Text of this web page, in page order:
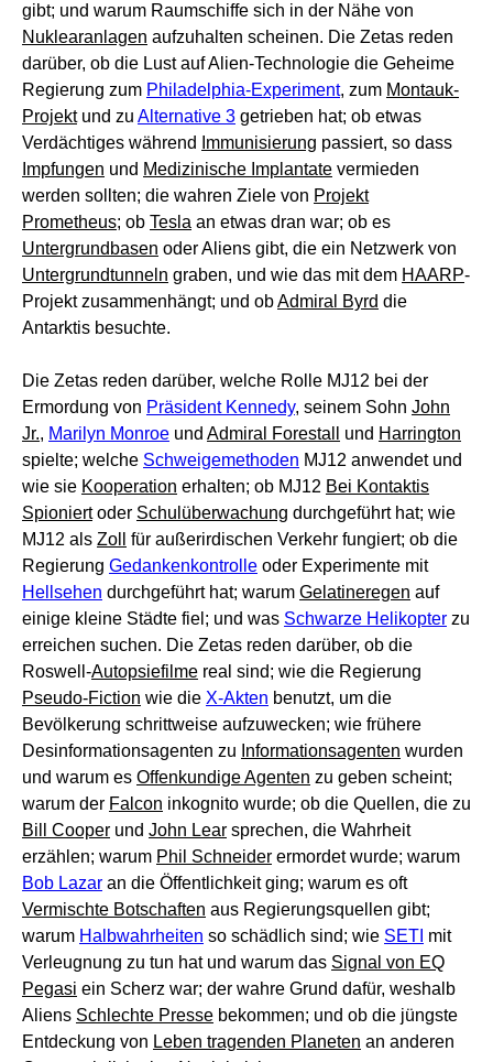
gibt; und warum Raumschiffe sich in der Nähe von
Nuklearanlagen aufzuhalten scheinen. Die Zetas reden
darüber, ob die Lust auf Alien-Technologie die Geheime
Regierung zum Philadelphia-Experiment, zum Montauk-
Projektund zu Alternative 3 getrieben hat; ob etwas
Verdächtiges während
Immunisierung passiert, so dass
Impfungen und Medizinische Implantate vermieden
werden sollten; die wahren Ziele von Projekt
Prometheus; ob Tesla an etwas dran war; ob es
Untergrundbasen oder Aliens gibt, die ein Netzwerk von
Untergrundtunneln graben, und wie das mit dem HAARP-
Projekt zusammenhängt; und obAdmiral Byrd die
Antarktis besuchte.
Die Zetas reden darüber, welche Rolle MJ12 bei der
Ermordung von Präsident Kennedy, seinem Sohn John
Jr., Marilyn Monroe und Admiral Forestall und Harrington
spielte; welche Schweigemethoden MJ12 anwendet und
wie sie Kooperation erhalten; ob MJ12 Bei Kontaktis
Spioniertoder Schulüberwachung durchgeführt hat; wie
MJ12 als Zoll
für außerirdischen Verkehr fungiert; ob die
Regierung Gedankenkontrolle oder Experimente mit
Hellsehen durchgeführt hat; warum Gelatineregen auf
einige kleine Städte fiel; und was Schwarze Helikopter zu
erreichen suchen. Die Zetas reden darüber, ob die
Roswell-Autopsiefilme real sind; wie die Regierung
Pseudo-Fiction wie die X-Akten benutzt, um die
Bevölkerung schrittweise aufzuwecken; wie frühere
Desinformationsagenten zu Informationsagenten wurden
und warum es Offenkundige Agenten zu geben scheint;
warum der Falcon inkognito wurde; ob die Quellen, die zu
Bill Cooper und John Lear sprechen, die Wahrheit
erzählen; warum Phil Schneider ermordet wurde; warum
Bob Lazar an die Öffentlichkeit ging; warum es oft
Vermischte Botschaften aus Regierungsquellen gibt;
warum Halbwahrheiten so schädlich sind; wie SETI mit
Verleugnung zu tun hat und warum das Signal von EQ
Pegasi ein Scherz war; der wahre Grund dafür, weshalb
Aliens Schlechte Presse bekommen; und ob die jüngste
Entdeckung von Leben tragenden Planeten an anderen